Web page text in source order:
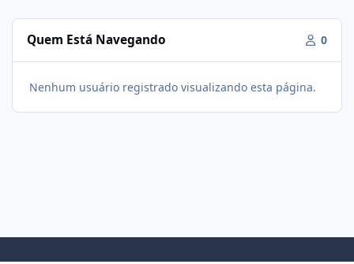
Quem Está Navegando 0
Nenhum usuário registrado visualizando esta página.